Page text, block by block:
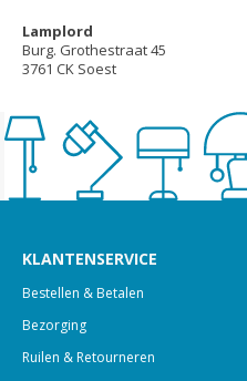
Lamplord
Burg. Grothestraat 45
3761 CK Soest
KLANTENSERVICE
Bestellen & Betalen
Bezorging
Ruilen & Retourneren